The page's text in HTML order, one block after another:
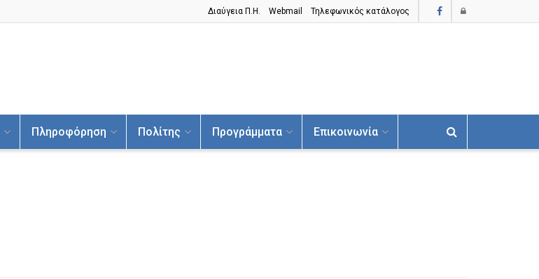
Διαύγεια Π.H. Webmail Τηλεφωνικός κατάλογος
Πληροφόρηση Πολίτης Προγράμματα Επικοινωνία